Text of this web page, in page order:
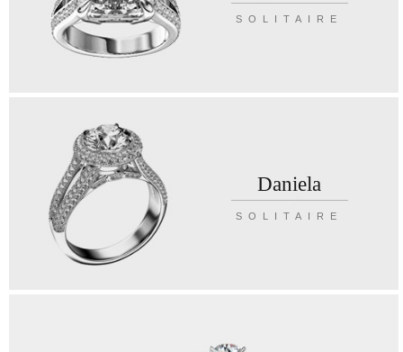
SOLITAIRE
Daniela
SOLITAIRE